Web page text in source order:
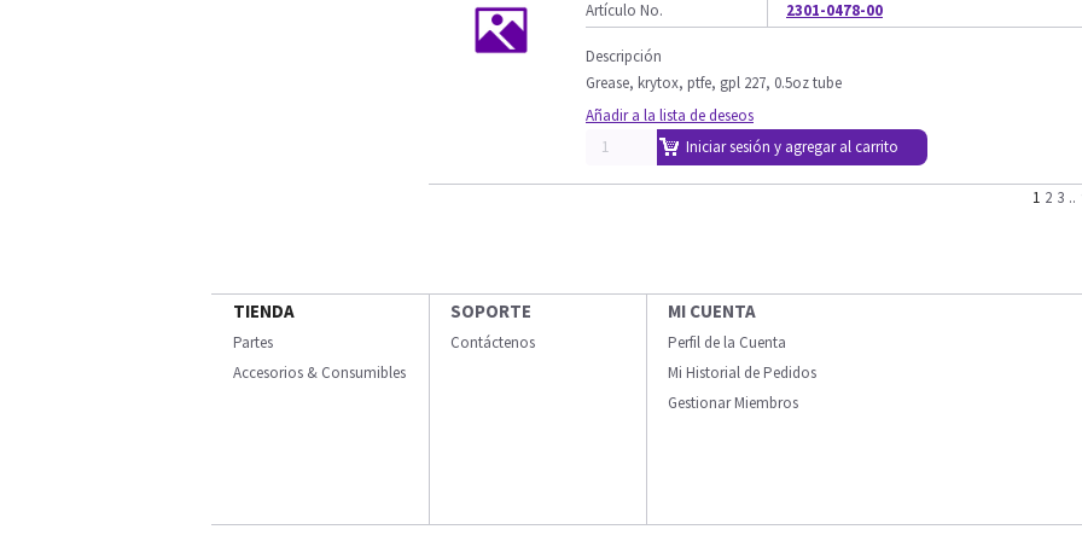
Artículo No. 2301-0478-00
Descripción
Grease, krytox, ptfe, gpl 227, 0.5oz tube
Añadir a la lista de deseos
Iniciar sesión y agregar al carrito
1 2 3 ..
TIENDA
Partes
Accesorios & Consumibles
SOPORTE
Contáctenos
MI CUENTA
Perfil de la Cuenta
Mi Historial de Pedidos
Gestionar Miembros